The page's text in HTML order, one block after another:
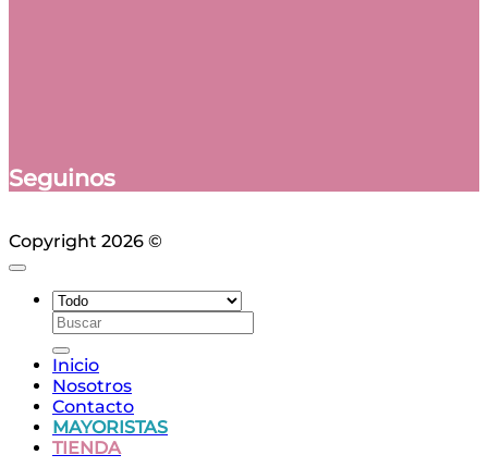
Seguinos
Copyright 2026 ©
Buscar
por:
Inicio
Nosotros
Contacto
MAYORISTAS
TIENDA